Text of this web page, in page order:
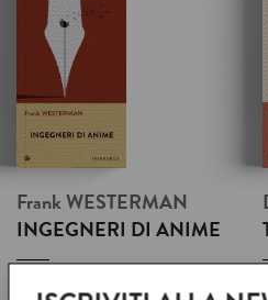
Frank WESTERMAN
INGEGNERI DI ANIME
La storia incredibile di due